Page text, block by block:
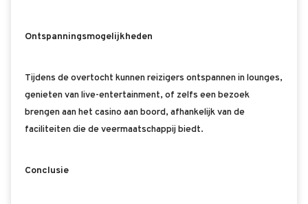
Ontspanningsmogelijkheden
Tijdens de overtocht kunnen reizigers ontspannen in lounges,
genieten van live-entertainment, of zelfs een bezoek
brengen aan het casino aan boord, afhankelijk van de
faciliteiten die de veermaatschappij biedt.
Conclusie